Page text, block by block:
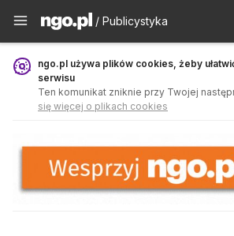
Publicystyka - ngo.pl
/ Publicystyka
ngo.pl używa plików cookies, żeby
serwisu
Ten komunikat zniknie przy Twojej
się więcej o plikach cookies